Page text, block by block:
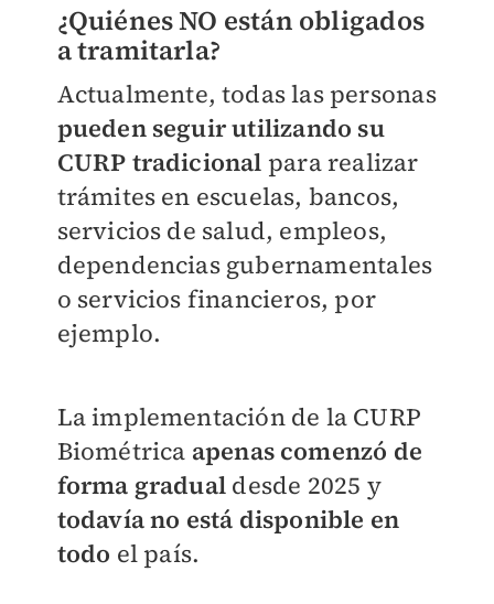
¿Quiénes NO están obligados
a tramitarla?
Actualmente, todas las personas
pueden seguir utilizando su
CURP tradicional para realizar
trámites en escuelas, bancos,
servicios de salud, empleos,
dependencias gubernamentales
o servicios financieros, por
ejemplo.
La implementación de la CURP
Biométrica apenas comenzó de
forma gradual desde 2025 y
todavía no está disponible en
todo el país.